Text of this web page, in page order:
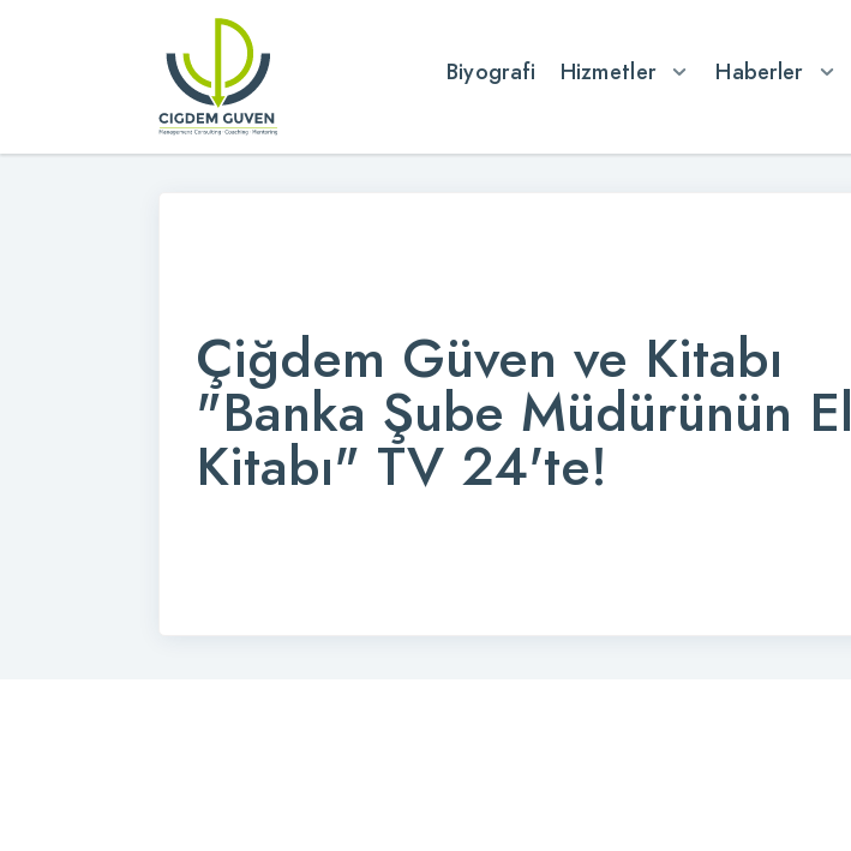
Biyografi Hizmetler Haberler
Çiğdem Güven ve Kitabı
"Banka Şube Müdürünün El
Kitabı" TV 24'te!